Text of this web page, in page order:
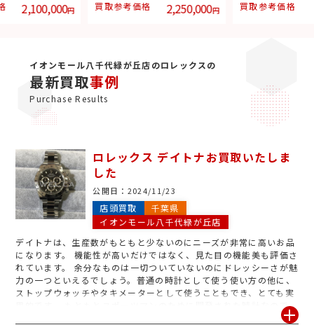
2,250,000円 買取参考価格 737,000円 買取参考価格
イオンモール八千代緑が丘店のロレックスの
最新買取事例
Purchase Results
ロレックス デイトナお買取いたしま
した
公開日： 2024/11/23
店頭買取
千葉県
イオンモール八千代緑が丘店
デイトナは、生産数がもともと少ないのにニーズが非常に高いお品
になります。 機能性が高いだけではなく、見た目の機能美も評価さ
れています。 余分なものは一切ついていないのにドレッシーさが魅
力の一つといえるでしょう。普通の時計として使う使い方の他に、
ストップウォッチやタキメーターとして使うこともでき、とても実
用的です。 もともとスポーツマンのために開発された時計なので、
ストップウォッチとして時間を計測する機能が便利。今回お持ち頂